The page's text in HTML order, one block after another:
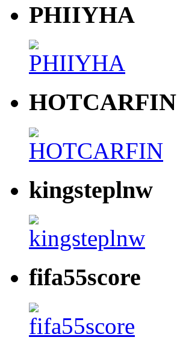
PHIIYHA
HOTCARFIN
kingsteplnw
fifa55score